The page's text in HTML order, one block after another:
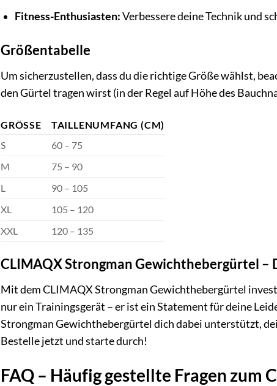
Fitness-Enthusiasten:Verbessere deine Technik und
Größentabelle
Um sicherzustellen, dass du die richtige Größe wählst,
den Gürtel tragen wirst (in der Regel auf Höhe des
GRÖSSE
TAILLENUMFANG (CM)
S
60 – 75
M
75 – 90
L
90 – 105
XL
105 – 120
XXL
120 – 135
CLIMAQX Strongman Gewichthebergürtel –
Mit dem CLIMAQX Strongman Gewichthebergürtel
nur ein Trainingsgerät – er ist ein Statement für deine
Strongman Gewichthebergürtel dich dabei unterstützt,
Bestelle jetzt und starte durch!
FAQ – Häufig gestellte Fragen